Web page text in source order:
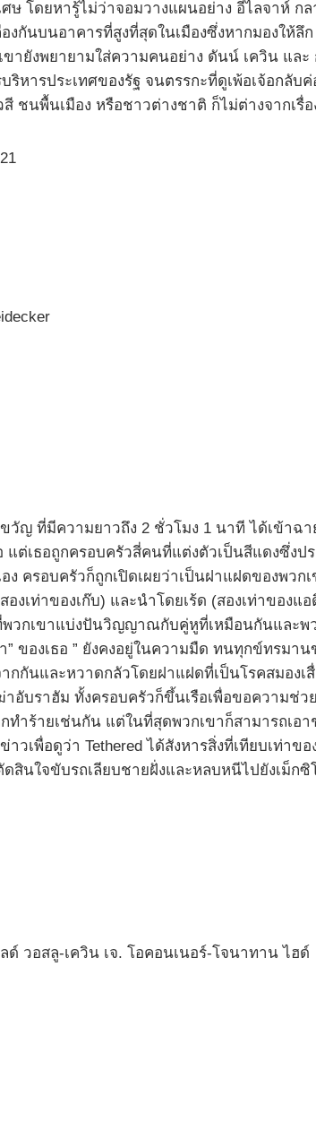
ษ โดยหารู้ไม่ว่าจอมวางแผนอย่าง อีไลจาห์
งกันบนอาคารที่สูงที่สุดในเมืองซึ่งหากมองให้
ายังพยายามใส่ความคนอย่าง ดันน์ เควิน และ
หารประเทศของรัฐ จนตรรกะที่ดูเพ้อเจ้อกลับ
นพื้นเมือง หรือชาวต่างชาติ ก็ไม่ต่างจากเรื่อ
ญ ที่มีความยาวถึง 2 ชั่วโมง 1 นาที ได้เข้าฉ
แต่เธอถูกครอบครัวสี่คนที่แต่งตัวเป็นสีแดงซึ่
ง ครอบครัวก็ถูกเปิดเผยว่าเป็นฝาแฝดของพว
เท่าของเก๊บ) และนำโดยเร้ด (สองเท่าของ
วกเขาแบ่งปันวิญญาณกับคู่หูที่เหมือนกันและพว
ของเธอ ” ยังคงอยู่ในความมืด ทนทุกข์ทรมา
กันและหวาดกลัวโดยฝาแฝดที่เป็นโรคสมอง
อับราฮัม ทั้งครอบครัวก็ขึ้นเรือเพื่อขอความช่
ำร้ายเช่นกัน แต่ในที่สุดพวกเขาก็สามารถเอ
วเพื่อดูว่า Tethered ได้สังหารสิ่งที่เทียบเท่าข
นใจขับรถเลียบชายฝั่งและหลบหนีไปยังเม็กซิ
วอสลู-เควิน เจ. โอคอนเนอร์-โจนาทาน ไฮด์